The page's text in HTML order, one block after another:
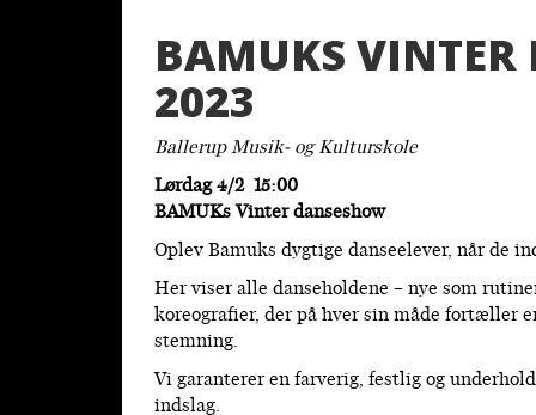
BAMUKS VINTER
2023
Ballerup Musik- og Kulturskole
Lørdag 4/2 15:00
BAMUKs Vinter danseshow
Oplev Bamuks dygtige danseelever, når de
Her viser alle danseholdene – nye som
koreografier, der på hver sin måde fortæller
stemning.
Vi garanterer en farverig, festlig og
indslag.